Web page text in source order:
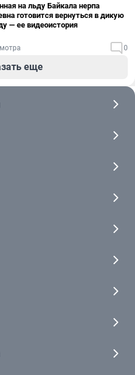
на льду Байкала нерпа
готовится вернуться в дикую
— ее видеоистория
0
еще